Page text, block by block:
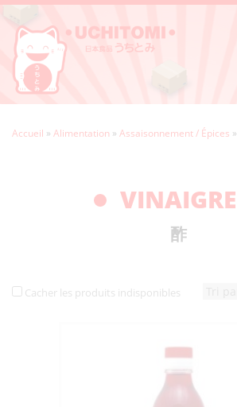
Accueil » Alimentation » Assaisonnement / Épices »
VINAIGRE
酢
Cacher les produits indisponibles